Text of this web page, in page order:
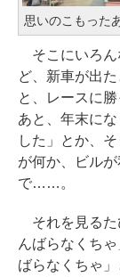
思いのこもった
そこにいろん
ど、新車が出
と、レースに
あと、年末に
した」とか、
が何か、ビル
で……。
それを見るた
んばらなくち
ばらなくちゃ